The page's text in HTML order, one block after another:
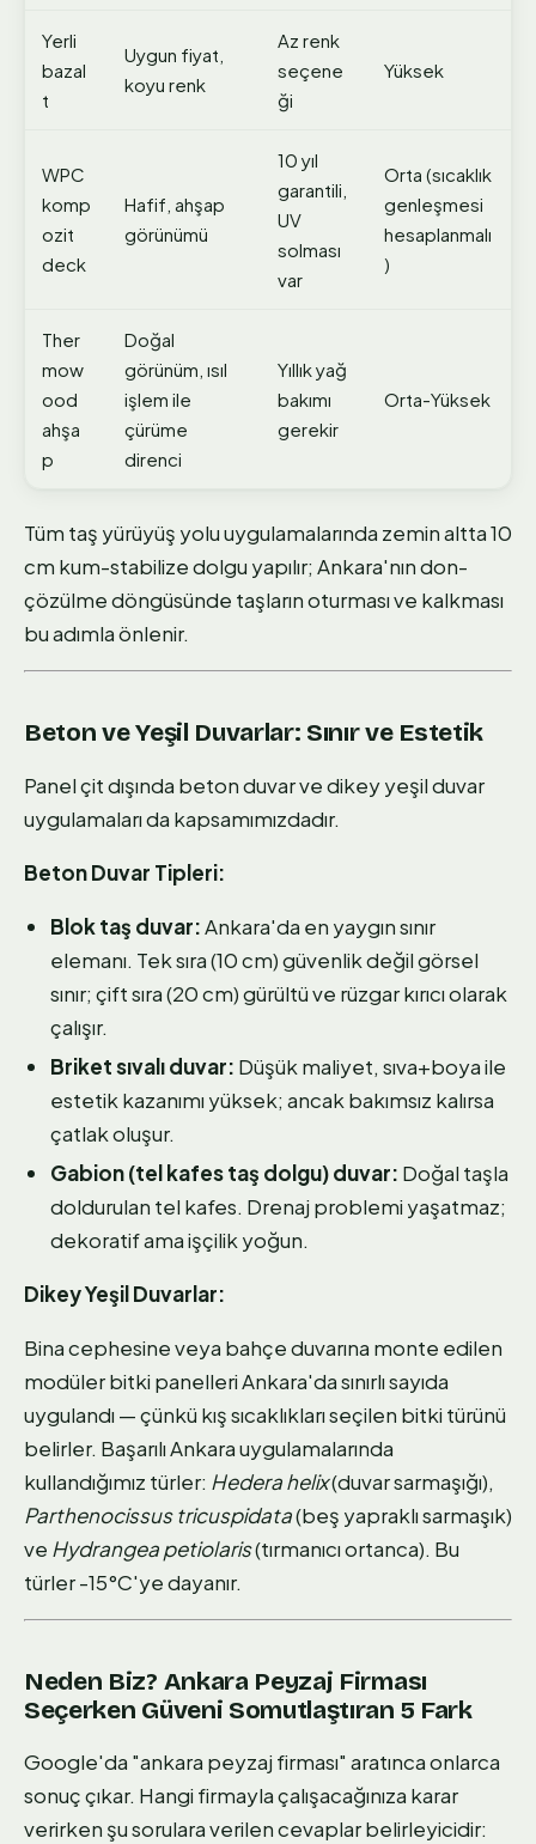
Yerli
bazal
t
Uygun fiyat,
koyu renk
Az renk
seçene
ği
Yüksek
WPC
komp
ozit
deck
Hafif, ahşap
görünümü
10 yıl
garantili,
UV
solması
var
Orta (sıcaklık
genleşmesi
hesaplanmalı
)
Ther
mow
ood
ahşa
p
Doğal
görünüm, ısıl
işlem ile
çürüme
direnci
Yıllık yağ
bakımı
gerekir
Orta-Yüksek
Tüm taş yürüyüş yolu uygulamalarında zemin altta 10
cm kum-stabilize dolgu yapılır; Ankara'nın don-
çözülme döngüsünde taşların oturması ve kalkması
bu adımla önlenir.
Beton ve Yeşil Duvarlar: Sınır ve Estetik
Panel çit dışında beton duvar ve dikey yeşil duvar
uygulamaları da kapsamımızdadır.
Beton Duvar Tipleri:
Blok taş duvar:Ankara'da en yaygın sınır
elemanı. Tek sıra (10 cm) güvenlik değil görsel
sınır; çift sıra (20 cm) gürültü ve rüzgar kırıcı olarak
çalışır.
Briket sıvalı duvar: Düşük maliyet, sıva+boya ile
estetik kazanımı yüksek; ancak bakımsız kalırsa
çatlak oluşur.
Gabion (tel kafes taş dolgu) duvar: Doğal taşla
doldurulan tel kafes. Drenaj problemi yaşatmaz;
dekoratif ama işçilik yoğun.
Dikey Yeşil Duvarlar:
Bina cephesine veya bahçe duvarına monte edilen
modüler bitki panelleri Ankara'da sınırlı sayıda
uygulandı — çünkü kış sıcaklıkları seçilen bitki türünü
belirler. Başarılı Ankara uygulamalarında
kullandığımız türler: Hedera helix(duvar sarmaşığı),
Parthenocissus tricuspidata(beş yapraklı sarmaşık)
ve Hydrangea petiolaris(tırmanıcı ortanca). Bu
türler -15°C'ye dayanır.
Neden Biz? Ankara Peyzaj Firması
Seçerken Güveni Somutlaştıran 5 Fark
Google'da "ankara peyzaj firması" aratınca onlarca
sonuç çıkar. Hangi firmayla çalışacağınıza karar
verirken şu sorulara verilen cevaplar belirleyicidir: